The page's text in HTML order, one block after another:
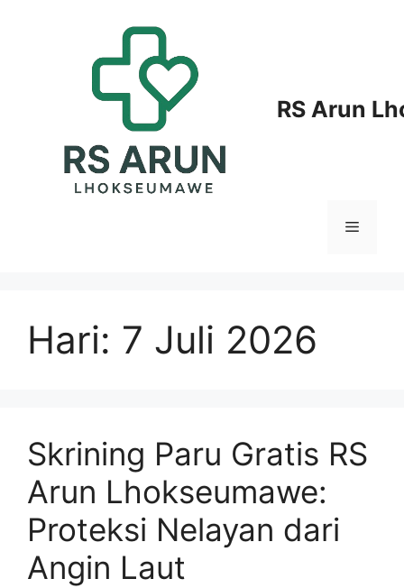
RS Arun
Menu
Hari: 7 Juli 2026
Skrining Paru Gratis RS
Arun Lhokseumawe:
Proteksi Nelayan dari
Angin Laut